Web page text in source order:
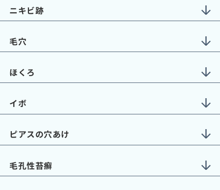
ニキビ跡
毛穴
ほくろ
イボ
ピアスの穴あけ
毛孔性苔癬